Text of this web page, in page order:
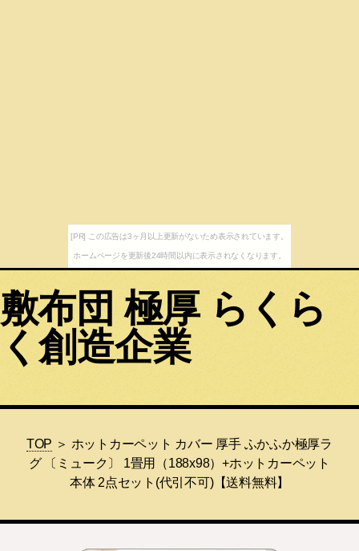
[PR] この広告は3ヶ月以上更新がないため表示されています。
ホームページを更新後24時間以内に表示されなくなります。
敷布団 極厚 らくら
く創造企業
TOP ＞ ホットカーペット カバー 厚手 ふかふか極厚ラ
グ 〔ミューク〕 1畳用（188x98）+ホットカーペット
本体 2点セット(代引不可)【送料無料】